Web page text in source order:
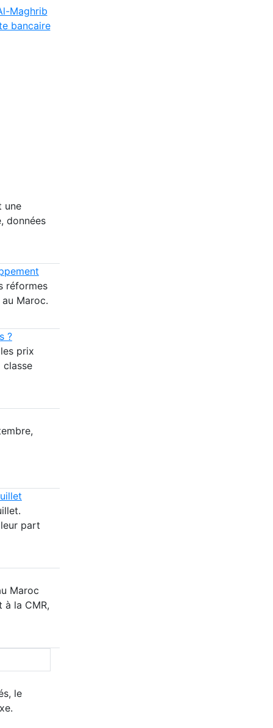
Maghrib
bancaire
une
données
réformes
Maroc.
?
prix
part
Maroc
la CMR,
le